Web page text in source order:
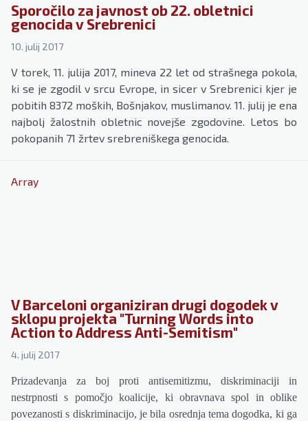
Sporočilo za javnost ob 22. obletnici
genocida v Srebrenici
10. julij 2017
V torek, 11. julija 2017, mineva 22 let od strašnega pokola,
ki se je zgodil v srcu Evrope, in sicer v Srebrenici kjer je
pobitih 8372 moških, Bošnjakov, muslimanov. 11. julij je ena
najbolj žalostnih obletnic novejše zgodovine. Letos bo
pokopanih 71 žrtev srebreniškega genocida.
Array
V Barceloni organiziran drugi dogodek v
sklopu projekta "Turning Words into
Action to Address Anti-Semitism"
4. julij 2017
Prizadevanja za boj proti antisemitizmu, diskriminaciji in
nestrpnosti s pomočjo koalicije, ki obravnava spol in oblike
povezanosti s diskriminacijo, je bila osrednja tema dogodka, ki ga